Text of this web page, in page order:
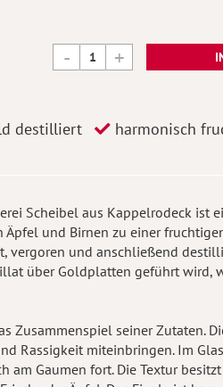
destilliert harmonisch
Scheibel aus Kappelrodeck ist
und Birnen zu einer
vergoren und anschließend
über Goldplatten geführt wird,
Zusammenspiel seiner Zutaten.
Rassigkeit miteinbringen. Im
am Gaumen fort. Die Textur